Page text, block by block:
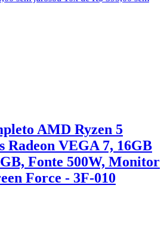
AMD Ryzen 5
Radeon VEGA 7, 16GB
Fonte 500W, Monitor
Force - 3F-010